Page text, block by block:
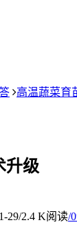
高温蔬菜育
升级
29/2.4 K阅读/